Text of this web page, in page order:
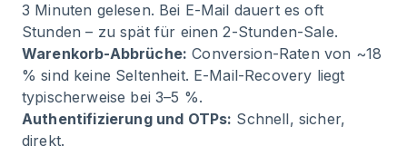
3 Minuten gelesen. Bei E-Mail dauert es oft
Stunden – zu spät für einen 2-Stunden-Sale.
Warenkorb-Abbrüche: Conversion-Raten von ~18
% sind keine Seltenheit. E-Mail-Recovery liegt
typischerweise bei 3–5 %.
Authentifizierung und OTPs: Schnell, sicher,
direkt.